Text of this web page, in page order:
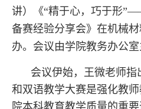
讲）《“精于心，巧于形
备赛经验分享会》在机械
办。会议由学院教务办公
会议伊始，王微老师
和双语教学大赛是强化教
院本科教育教学质量的重